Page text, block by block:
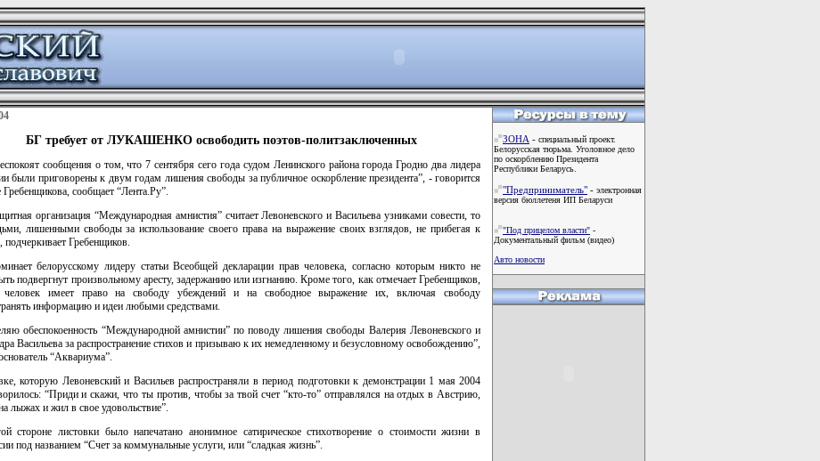
БГ требует от ЛУКАШЕНКО освободить поэтов-политзаключенных
сообщения о том, что 7 сентября сего года судом Ленинского района города Гродно два лидера
были приговорены к двум годам лишения свободы за публичное оскорбление президента”, - говорится
Гребенщикова, сообщает “Лента.Ру”.
организация “Международная амнистия” считает Левоневского и Васильева узниками совести, то
лишенными свободы за использование своего права на выражение своих взглядов, не прибегая к
подчеркивает Гребенщиков.
белорусскому лидеру статьи Всеобщей декларации прав человека, согласно которым никто не
подвергнут произвольному аресту, задержанию или изгнанию. Кроме того, как отмечает Гребенщиков,
имеет право на свободу убеждений и на свободное выражение их, включая свободу
информацию и идеи любыми средствами.
обеспокоенность “Международной амнистии” по поводу лишения свободы Валерия Левоневского и
Васильева за распространение стихов и призываю к их немедленному и безусловному освобождению”,
“Аквариума”.
которую Левоневский и Васильев распространяли в период подготовки к демонстрации 1 мая 2004
“Приди и скажи, что ты против, чтобы за твой счет “кто-то” отправлялся на отдых в Австрию,
лыжах и жил в свое удовольствие”.
стороне листовки было напечатано анонимное сатирическое стихотворение о стоимости жизни в
под названием “Счет за коммунальные услуги, или “сладкая жизнь”.
ЗОНА - специальный проект.
Белорусская тюрьма. Уголовное дело
по оскорблению Президента
Республики Беларусь.
"Предприниматель" - электронная
версия бюллетеня ИП Беларуси
"Под прицелом власти" -
Документальный фильм (видео)
Авто новости